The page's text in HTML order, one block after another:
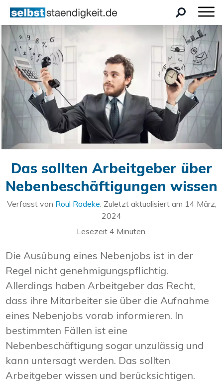
Das sollten Arbeitgeber über
Nebenbeschäftigungen wissen
Verfasst von Roul Radeke. Zuletzt aktualisiert am 14 März,
2024
Lesezeit 4 Minuten.
Die Ausübung eines Nebenjobs ist in der
Regel nicht genehmigungspflichtig.
Allerdings haben Arbeitgeber das Recht,
dass ihre Mitarbeiter sie über die Aufnahme
eines Nebenjobs vorab informieren. In
bestimmten Fällen ist eine
Nebenbeschäftigung sogar unzulässig und
kann untersagt werden. Das sollten
Arbeitgeber wissen und berücksichtigen.